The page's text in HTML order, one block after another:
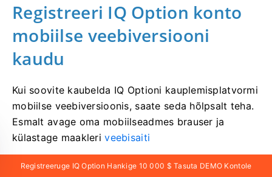
Registreeri IQ Option konto
mobiilse veebiversiooni
kaudu
Kui soovite kaubelda IQ Optioni kauplemisplatvormi
mobiilse veebiversioonis, saate seda hõlpsalt teha.
Esmalt avage oma mobiilseadmes brauser ja
külastage maakleriveebisaiti
. Puudutage keskel nuppu „Kauple kohe“.
Registreeruge IQ Option Hankige 10 000 $ Tasuta DEMO Kontole